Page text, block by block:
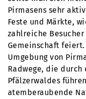
Pirmasens sehr
Feste und Märkte,
zahlreiche
Gemeinschaft
Umgebung von
Radwege, die durch
Pfälzerwaldes
atemberaubende